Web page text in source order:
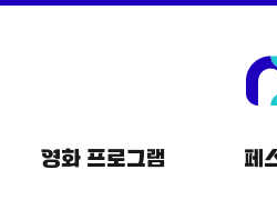
-
영화 프로그램 페